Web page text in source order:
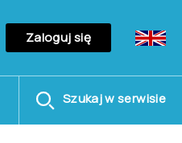
Zaloguj się
Szukaj w serwisie